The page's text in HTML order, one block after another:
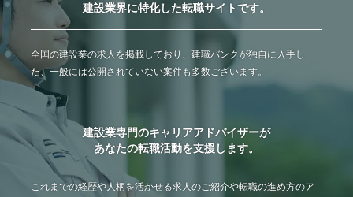
建設業界に特化した転職サイトです。
全国の建設業の求人を掲載しており、建職バンクが独自に入手し
た、一般には公開されていない案件も多数ございます。
建設業専門のキャリアアドバイザーが
あなたの転職活動を支援します。
これまでの経歴や人柄を活かせる求人のご紹介や転職の進め方のア